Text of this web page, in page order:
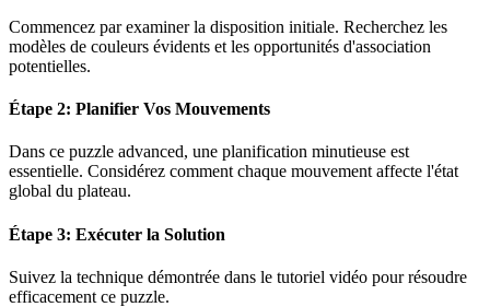
Commencez par examiner la disposition initiale. Recherchez les
modèles de couleurs évidents et les opportunités d'association
potentielles.
Étape 2: Planifier Vos Mouvements
Dans ce puzzle advanced, une planification minutieuse est
essentielle. Considérez comment chaque mouvement affecte l'état
global du plateau.
Étape 3: Exécuter la Solution
Suivez la technique démontrée dans le tutoriel vidéo pour résoudre
efficacement ce puzzle.